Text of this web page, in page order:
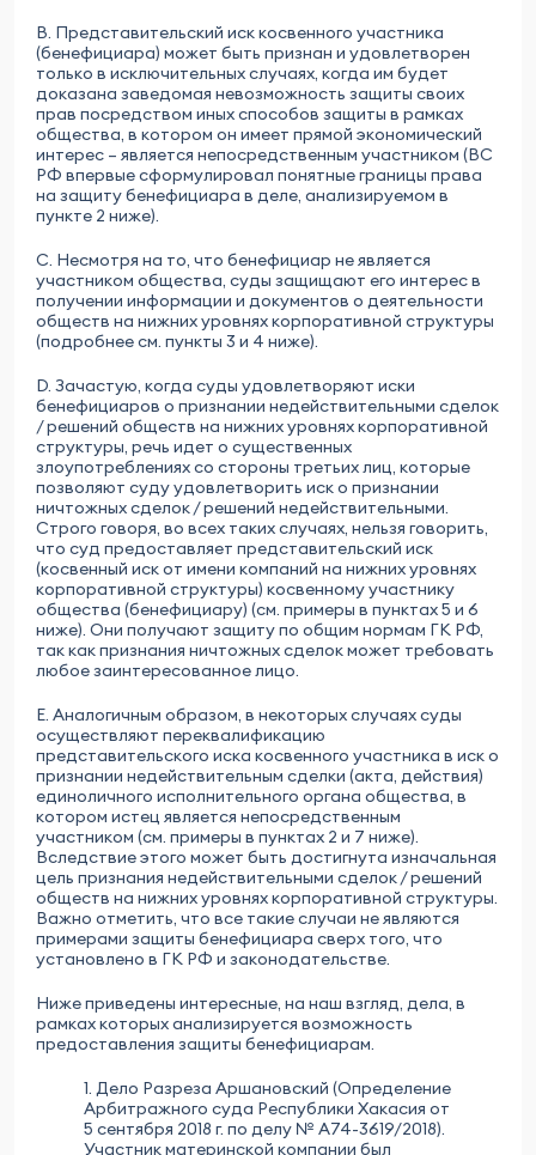
B. Представительский иск косвенного участника
(бенефициара) может быть признан и удовлетворен
только в исключительных случаях, когда им будет
доказана заведомая невозможность защиты своих
прав посредством иных способов защиты в рамках
общества, в котором он имеет прямой экономический
интерес – является непосредственным участником (ВС
РФ впервые сформулировал понятные границы права
на защиту бенефициара в деле, анализируемом в
пункте 2 ниже).
C. Несмотря на то, что бенефициар не является
участником общества, суды защищают его интерес в
получении информации и документов о деятельности
обществ на нижних уровнях корпоративной структуры
(подробнее см. пункты 3 и 4 ниже).
D. Зачастую, когда суды удовлетворяют иски
бенефициаров о признании недействительными сделок
/ решений обществ на нижних уровнях корпоративной
структуры, речь идет о существенных
злоупотреблениях со стороны третьих лиц, которые
позволяют суду удовлетворить иск о признании
ничтожных сделок / решений недействительными.
Строго говоря, во всех таких случаях, нельзя говорить,
что суд предоставляет представительский иск
(косвенный иск от имени компаний на нижних уровнях
корпоративной структуры) косвенному участнику
общества (бенефициару) (см. примеры в пунктах 5 и 6
ниже). Они получают защиту по общим нормам ГК РФ,
так как признания ничтожных сделок может требовать
любое заинтересованное лицо.
E. Аналогичным образом, в некоторых случаях суды
осуществляют переквалификацию
представительского иска косвенного участника в иск о
признании недействительным сделки (акта, действия)
единоличного исполнительного органа общества, в
котором истец является непосредственным
участником (см. примеры в пунктах 2 и 7 ниже).
Вследствие этого может быть достигнута изначальная
цель признания недействительными сделок / решений
обществ на нижних уровнях корпоративной структуры.
Важно отметить, что все такие случаи не являются
примерами защиты бенефициара сверх того, что
установлено в ГК РФ и законодательстве.
Ниже приведены интересные, на наш взгляд, дела, в
рамках которых анализируется возможность
предоставления защиты бенефициарам.
1. Дело Разреза Аршановский (Определение
Арбитражного суда Республики Хакасия от
5 сентября 2018 г. по делу № А74-3619/2018).
Участник материнской компании был